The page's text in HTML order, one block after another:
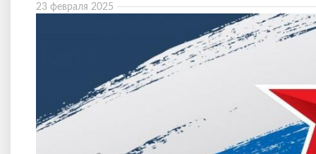
23 февраля 2025